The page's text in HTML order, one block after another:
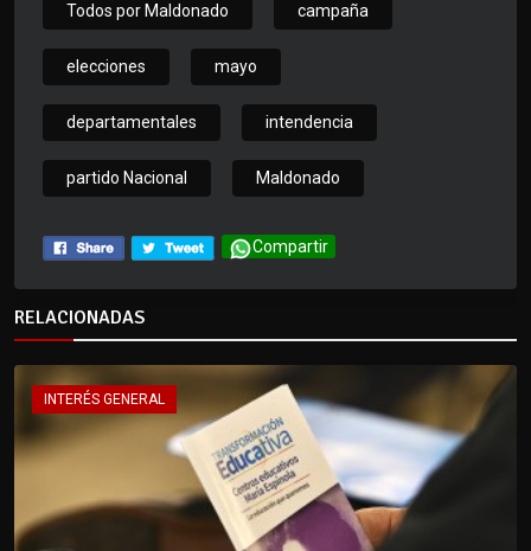
Todos por Maldonado campaña
elecciones mayo
departamentales intendencia
partido Nacional Maldonado
Compartir
RELACIONADAS
INTERÉS GENERAL